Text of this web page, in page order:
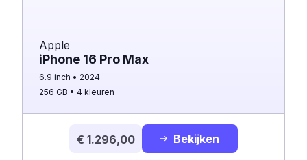
Apple
iPhone 16 Pro Max
6.9 inch
2024
256 GB
4 kleuren
€ 1.296,00 Bekijken